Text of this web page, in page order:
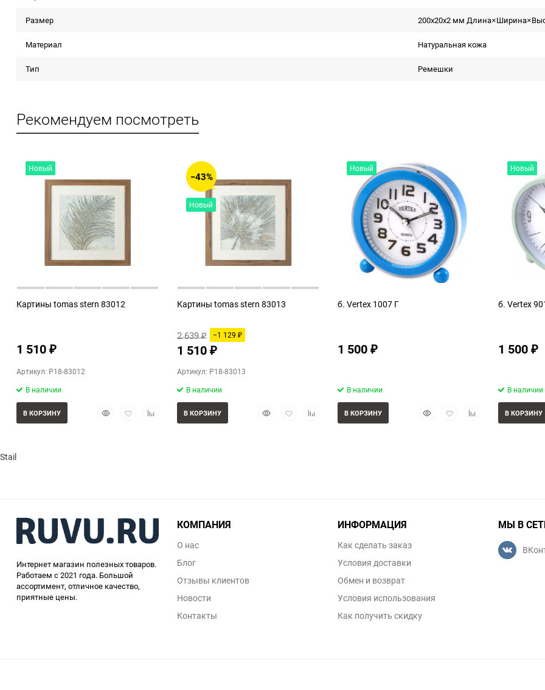
Размер 200x20x2 мм
Материал Натуральная кожа
Тип Ремешки
Рекомендуем посмотреть
Новый
Картины tomas stern 83012
1 510 ₽
Артикул: P18-83012
В наличии
БыстрыйДобавитьДобавить
В КОРЗИНУ
−43%
Новый
Картины tomas stern 83013
2 639₽ −1 129 ₽
1 510 ₽
Артикул: P18-83013
В наличии
БыстрыйДобавитьДобавить
В КОРЗИНУ
Новый
б. Vertex 1007 Г
1 500 ₽
В наличии
БыстрыйДобавитьДобавить
В КОРЗИНУ
Новый
б. Vertex
1 500 ₽
В наличии
В КОРЗИНУ
Stailer
Интернет магазин полезных товаров.
Работаем с 2021 года. Большой
ассортимент, отличное качество,
приятные цены.
КОМПАНИЯ
О нас
Блог
Отзывы клиентов
Новости
Контакты
ИНФОРМАЦИЯ
Как сделать заказ
Условия доставки
Обмен и возврат
Условия использования
Как получить скидку
МЫ В